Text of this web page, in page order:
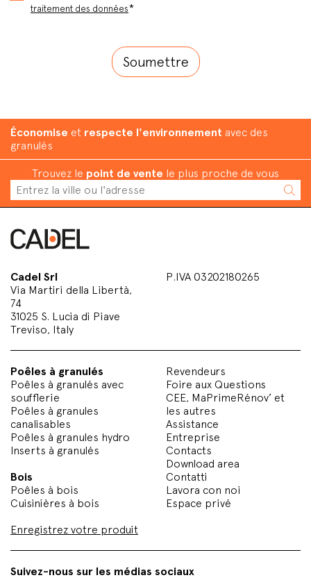
traitement des données*
Économise et respecte l'environnement avec des
granulés
Trouvez le point de vente le plus proche de vous
Cadel Srl
Via Martiri della Libertà,
74
31025 S. Lucia di Piave
Treviso, Italy
P.IVA 03202180265
Poêles à granulés
Poêles à granulés avec
soufflerie
Poêles à granules
canalisables
Poêles à granules hydro
Inserts à granulés
Bois
Poêles à bois
Cuisinières à bois
Enregistrez votre produit
Revendeurs
Foire aux Questions
CEE, MaPrimeRénov’ et
les autres
Assistance
Entreprise
Contacts
Download area
Contatti
Lavora con noi
Espace privé
Suivez-nous sur les médias sociaux